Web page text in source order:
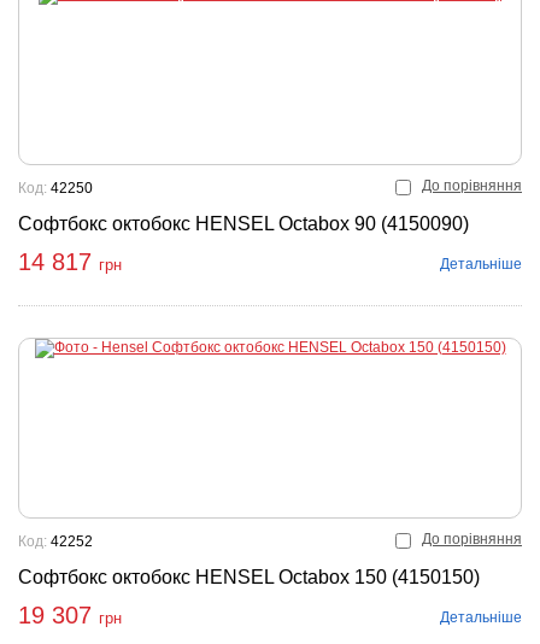
До порівняння
Софтбокс октобокс HENSEL Octabox 90 (4150090)
Код: 42250
14 817 грн Детальніше
До порівняння
Софтбокс октобокс HENSEL Octabox 150 (4150150)
Код: 42252
19 307 грн Детальніше